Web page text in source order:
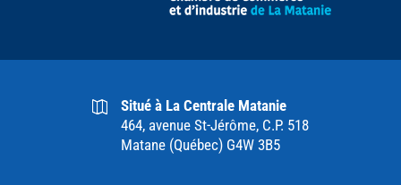
Situé à La Centrale Matanie
464, avenue St-Jérôme, C.P. 518
Matane (Québec) G4W 3B5